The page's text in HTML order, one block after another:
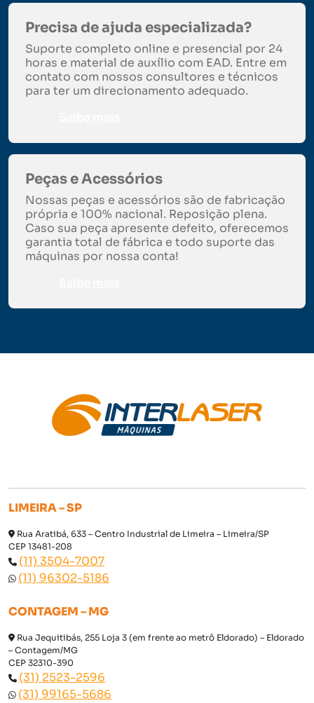
Precisa de ajuda especializada?
Suporte completo online e presencial por 24
horas e material de auxílio com EAD. Entre em
contato com nossos consultores e técnicos
para ter um direcionamento adequado.
Peças e Acessórios
Nossas peças e acessórios são de fabricação
própria e 100% nacional. Reposição plena.
Caso sua peça apresente defeito, oferecemos
garantia total de fábrica e todo suporte das
máquinas por nossa conta!
LIMEIRA – SP
Rua Aratibá, 633 – Centro Industrial de Limeira – Limeira/SP
CEP 13481-208
(11) 3504-7007
(11) 96302-5186
CONTAGEM – MG
Rua Jequitibás, 255 Loja 3 (em frente ao metrô Eldorado) – Eldorado
– Contagem/MG
CEP 32310-390
(31) 2523-2596
(31) 99165-5686